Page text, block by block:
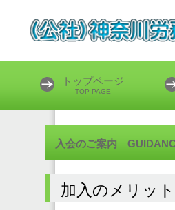
入会のご案内
加入のメリット
トップページ
TOP PAGE